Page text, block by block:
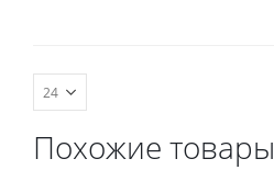
Похожие товары